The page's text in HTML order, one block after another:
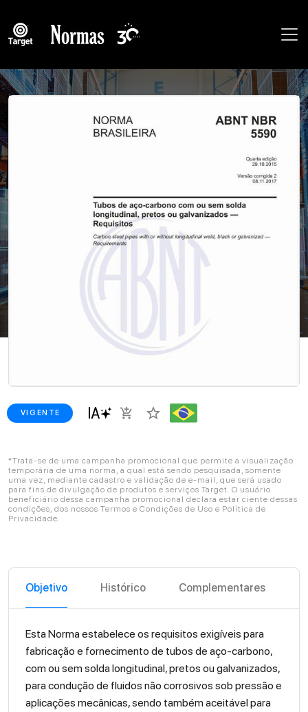
VIGENTE add_shopping_cart star_border
*Trata-se de uma campanha promocional que permite a visualização
temporária de uma norma, a qual está sendo pesquisada, somente
uma vez, mediante cadastro e validação de e-mail, que será usado
para fins de divulgação de produtos e serviços Target. O usuário
beneficiário dessa campanha promocional declara estar ciente dessas
condições, dos nossos Termos e Condições de Uso e Política de
Privacidade.
Objetivo Histórico Complementares
Esta Norma estabelece os requisitos exigíveis para
fabricação e fornecimento de tubos de aço-carbono,
com ou sem solda longitudinal, pretos ou galvanizados,
para condução de fluidos não corrosivos sob pressão e
aplicações mecânicas, sendo também aceitável para